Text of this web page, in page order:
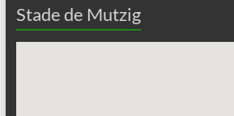
Stade de Mutzig